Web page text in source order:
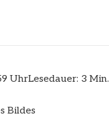
UhrLesedauer: 3 Min.